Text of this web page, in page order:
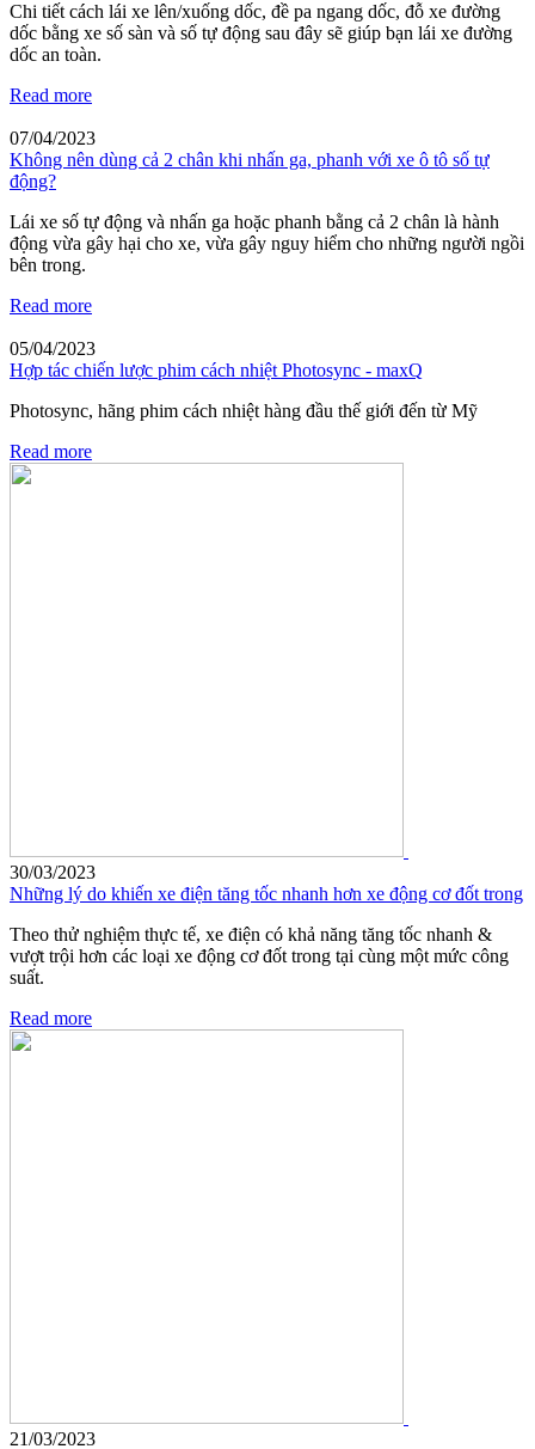
Chi tiết cách lái xe lên/xuống dốc, đề pa ngang dốc, đỗ xe đường
dốc bằng xe số sàn và số tự động sau đây sẽ giúp bạn lái xe đường
dốc an toàn.
Read more
07/04/2023
Không nên dùng cả 2 chân khi nhấn ga, phanh với xe ô tô số tự
động?
Lái xe số tự động và nhấn ga hoặc phanh bằng cả 2 chân là hành
động vừa gây hại cho xe, vừa gây nguy hiểm cho những người ngồi
bên trong.
Read more
05/04/2023
Hợp tác chiến lược phim cách nhiệt Photosync - maxQ
Photosync, hãng phim cách nhiệt hàng đầu thế giới đến từ Mỹ
Read more
30/03/2023
Những lý do khiến xe điện tăng tốc nhanh hơn xe động cơ đốt trong
Theo thử nghiệm thực tế, xe điện có khả năng tăng tốc nhanh &
vượt trội hơn các loại xe động cơ đốt trong tại cùng một mức công
suất.
Read more
21/03/2023